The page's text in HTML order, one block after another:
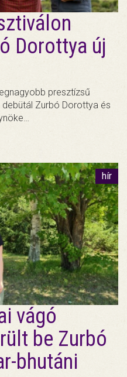
Dorottya új
presztízsű
Zurbó Dorottya és
hír
vágó
be Zurbó
bhutáni